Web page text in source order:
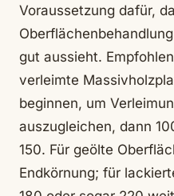
Voraussetzung dafür,
gut aussieht.
verleimte
beginnen, um
auszugleichen, dann
150. Für geölte
Endkörnung; für